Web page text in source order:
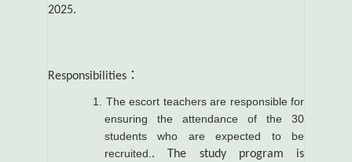
2025.
Responsibilities ：
The escort teachers are responsible for
ensuring the attendance of the 30
students who are expected to be
recruited. . The study program is